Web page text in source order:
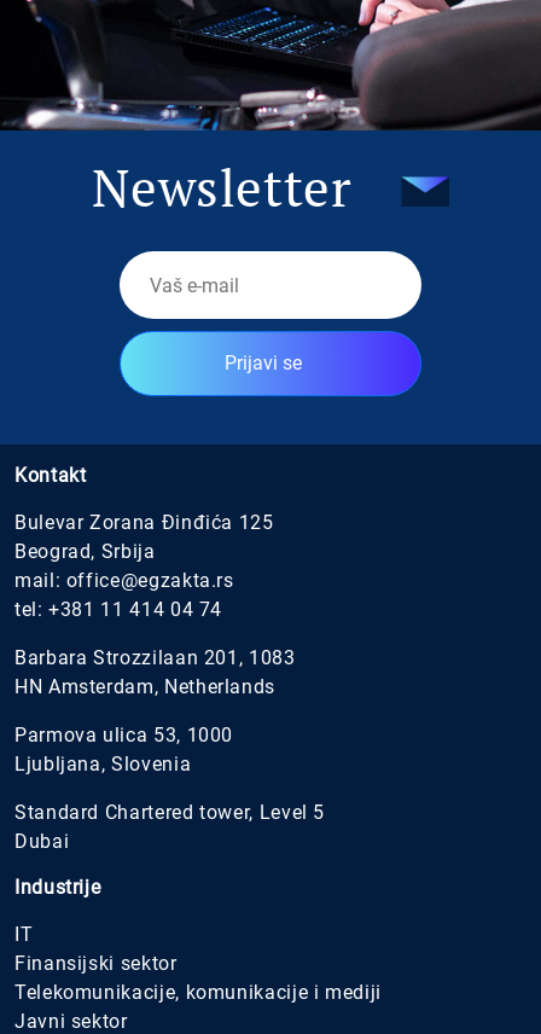
Newsletter
Prijavi se
Kontakt
Bulevar Zorana Đinđića 125
Beograd, Srbija
mail: office@egzakta.rs
tel:+381 11 414 04 74
Barbara Strozzilaan 201, 1083
HN Amsterdam, Netherlands
Parmova ulica 53, 1000
Ljubljana, Slovenia
Standard Chartered tower, Level 5
Dubai
Industrije
IT
Finansijski sektor
Telekomunikacije, komunikacije i mediji
Javni sektor